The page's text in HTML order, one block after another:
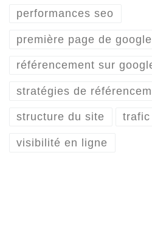
performances seo
première page de google
référencement sur
stratégies de
structure du site
visibilité en ligne